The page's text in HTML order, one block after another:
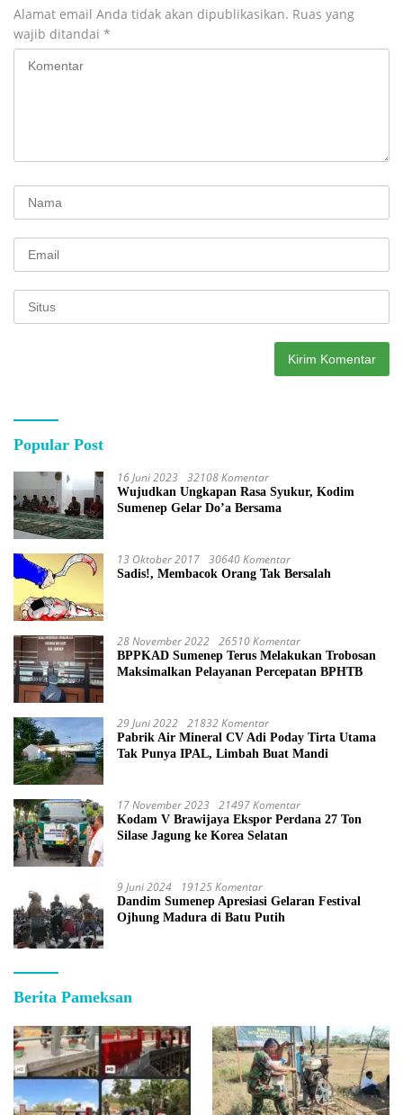
Alamat email Anda tidak akan dipublikasikan. Ruas yang
wajib ditandai *
Popular Post
16 Juni 2023 32108 Komentar
Wujudkan Ungkapan Rasa Syukur, Kodim
Sumenep Gelar Do’a Bersama
13 Oktober 2017 30640 Komentar
Sadis!, Membacok Orang Tak Bersalah
28 November 2022 26510 Komentar
BPPKAD Sumenep Terus Melakukan Trobosan
Maksimalkan Pelayanan Percepatan BPHTB
29 Juni 2022 21832 Komentar
Pabrik Air Mineral CV Adi Poday Tirta Utama
Tak Punya IPAL, Limbah Buat Mandi
17 November 2023 21497 Komentar
Kodam V Brawijaya Ekspor Perdana 27 Ton
Silase Jagung ke Korea Selatan
9 Juni 2024 19125 Komentar
Dandim Sumenep Apresiasi Gelaran Festival
Ojhung Madura di Batu Putih
Berita Pameksan